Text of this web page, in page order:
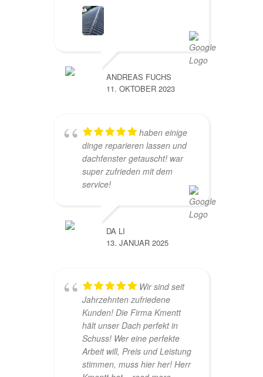
ANDREAS FUCHS
11. OKTOBER 2023
haben einige
dinge reparieren lassen und
dachfenster getauscht! war
super zufrieden mit dem
service!
DA LI
13. JANUAR 2025
Wir sind seit
Jahrzehnten zufriedene
Kunden! Die Firma Kmentt
hält unser Dach perfekt in
Schuss! Wer eine perfekte
Arbeit will, Preis und Leistung
stimmen, muss hier her! Herr